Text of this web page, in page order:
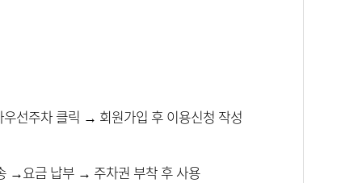
선주차 클릭 → 회원가입 후 이용신청 작성
→요금 납부 → 주차권 부착 후 사용